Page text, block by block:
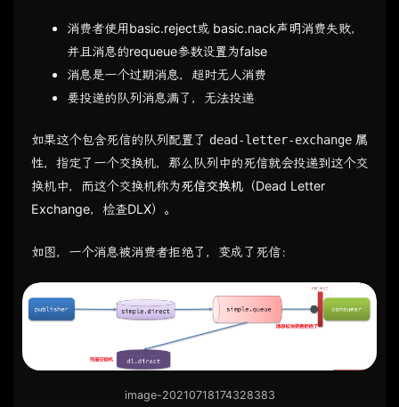
消费者使用basic.reject或 basic.nack声明消费失败，
并且消息的requeue参数设置为false
消息是一个过期消息，超时无人消费
要投递的队列消息满了，无法投递
如果这个包含死信的队列配置了 dead-letter-exchange 属
性，指定了一个交换机，那么队列中的死信就会投递到这个交
换机中，而这个交换机称为死信交换机 （Dead Letter
Exchange，检查DLX）。
如图，一个消息被消费者拒绝了，变成了死信：
image-20210718174328383